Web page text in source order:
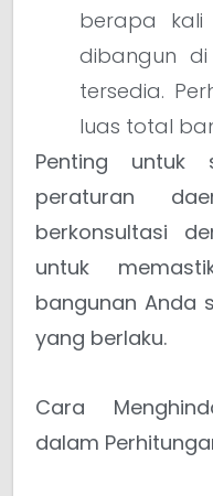
berapa
dibangun
tersedia.
luas total
Penting untuk
peraturan
berkonsultasi
untuk
bangunan Anda
yang berlaku.
Cara
dalam